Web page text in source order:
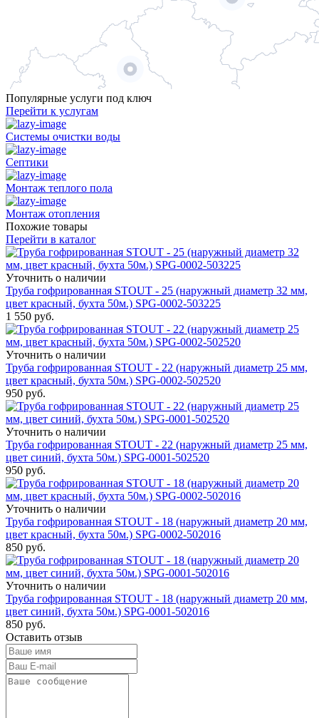
Популярные услуги под ключ
Перейти к услугам
Системы очистки воды
Септики
Монтаж теплого пола
Монтаж отопления
Похожие товары
Перейти в каталог
Уточнить о наличии
Труба гофрированная STOUT - 25 (наружный диаметр 32 мм,
цвет красный, бухта 50м.) SPG-0002-503225
1 550 руб.
Уточнить о наличии
Труба гофрированная STOUT - 22 (наружный диаметр 25 мм,
цвет красный, бухта 50м.) SPG-0002-502520
950 руб.
Уточнить о наличии
Труба гофрированная STOUT - 22 (наружный диаметр 25 мм,
цвет синий, бухта 50м.) SPG-0001-502520
950 руб.
Уточнить о наличии
Труба гофрированная STOUT - 18 (наружный диаметр 20 мм,
цвет красный, бухта 50м.) SPG-0002-502016
850 руб.
Уточнить о наличии
Труба гофрированная STOUT - 18 (наружный диаметр 20 мм,
цвет синий, бухта 50м.) SPG-0001-502016
850 руб.
Оставить отзыв